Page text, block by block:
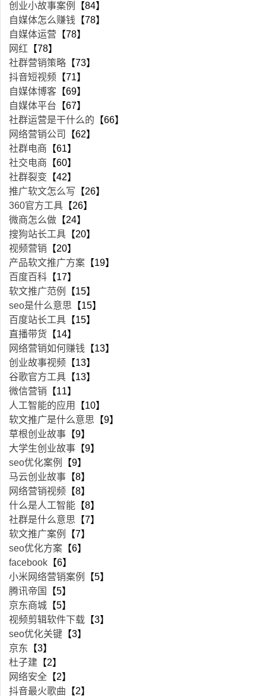
创业小故事案例
【84】
自媒体怎么赚钱 【78】
自媒体运营 【78】
网红 【78】
社群营销策略 【73】
抖音短视频 【71】
自媒体博客 【69】
自媒体平台 【67】
社群运营是干什么的 【66】
网络营销公司
【62】
社群电商 【61】
社交电商 【60】
社群裂变 【42】
推广软文怎么写 【26】
360官方工具 【26】
微商怎么做 【24】
搜狗站长工具 【20】
视频营销 【20】
产品软文推广方案 【19】
百度百科 【17】
软文推广范例
【15】
seo是什么意思 【15】
百度站长工具 【15】
直播带货 【14】
网络营销如何赚钱 【13】
创业故事视频 【13】
谷歌官方工具 【13】
微信营销 【11】
人工智能的应用
【10】
软文推广是什么意思 【9】
草根创业故事 【9】
大学生创业故事 【9】
seo优化案例
【9】
马云创业故事 【8】
网络营销视频 【8】
什么是人工智能 【8】
社群是什么意思 【7】
软文推广案例
【7】
seo优化方案 【6】
facebook 【6】
小米网络营销案例
【5】
腾讯帝国
【5】
京东商城 【5】
视频剪辑软件下载 【3】
seo优化关键 【3】
京东 【3】
杜子建 【2】
网络安全 【2】
抖音最火歌曲 【2】